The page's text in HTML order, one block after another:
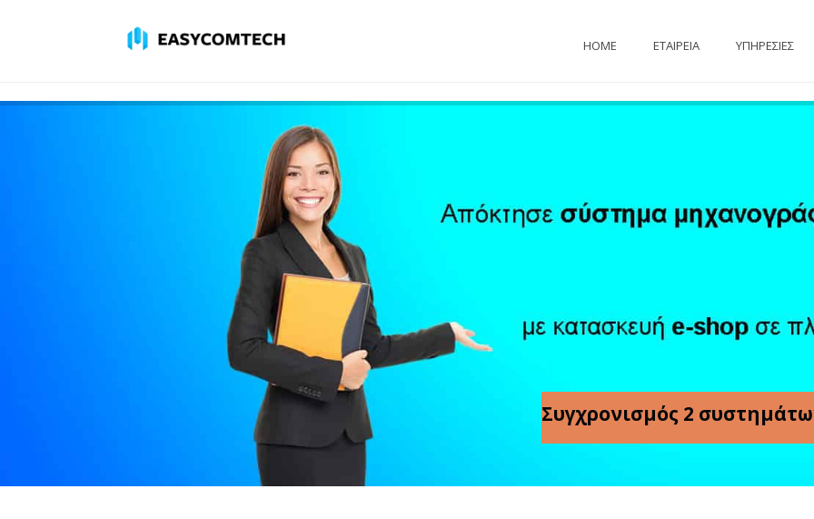
HOME ΕΤΑΙΡΕΙΑ ΥΠΗΡΕΣΙΕΣ
Συγχρονισμός 2